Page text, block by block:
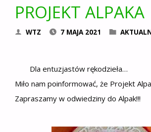
PROJEKT ALPAKA
WTZ 7 MAJA 2021
Dla entuzjastów rękodzieła…
Miło nam poinformować, że Projekt
Zapraszamy w odwiedziny do Alpak!!!